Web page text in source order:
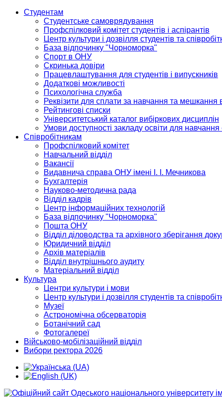
Студентам
Студентське самоврядування
Профспілковий комітет студентів і аспірантів
Центр культури і дозвілля студентів та
База відпочинку "Чорноморка"
Спорт в ОНУ
Скринька довіри
Працевлаштування для студентів і випускників
Додаткові можливості
Психологічна служба
Реквізити для сплати за навчання та мешкання
Рейтингові списки
Університетський каталог вибіркових дисциплін
Умови доступності закладу освіти для
Співробітникам
Профспілковий комітет
Навчальний відділ
Вакансії
Видавнича справа ОНУ імені І. І. Мечникова
Бухгалтерія
Науково-методична рада
Відділ кадрів
Центр інформаційних технологій
База відпочинку "Чорноморка"
Пошта ОНУ
Відділ діловодства та архівного зберігання
Юридичний відділ
Архів матеріалів
Відділ внутрішнього аудиту
Матеріальний відділ
Культура
Центри культури і мови
Центр культури і дозвілля студентів та
Музеї
Астрономічна обсерваторія
Ботанічний сад
Фотогалереї
Військово-мобілізаційний відділ
Вибори ректора 2026